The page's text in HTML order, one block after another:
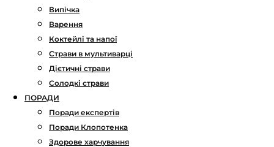
Випічка
Варення
Коктейлі та напої
Страви в мультиварці
Дієтичні страви
Солодкі страви
ПОРАДИ
Поради експертів
Поради Клопотенка
Здорове харчування